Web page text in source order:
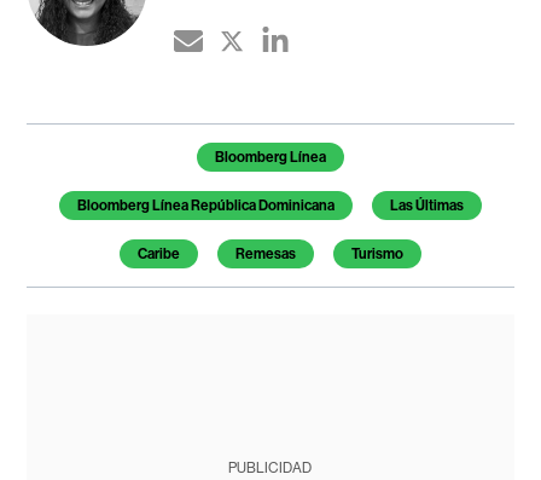
Temas de este artículoBloomberg Línea
Bloomberg Línea República Dominicana Las Últimas
Caribe Remesas Turismo
PUBLICIDAD